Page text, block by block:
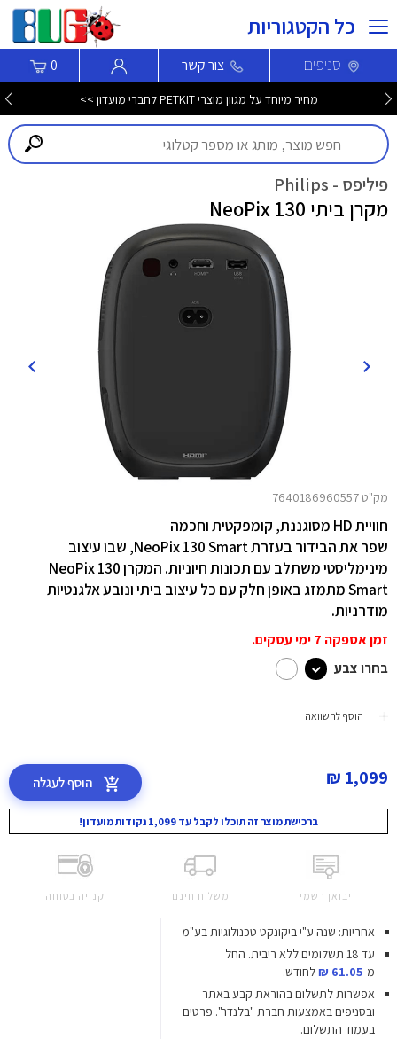
כל הקטגוריות
סניפים צור קשר 0
מחיר מיוחד על מגוון מוצרי PETKIT לחברי מועדון >>
פיליפס - Philips
מקרן ביתי NeoPix 130
מק"ט 7640186960557
חוויית HD מסוגננת, קומפקטית וחכמה
שפר את הבידור בעזרת NeoPix 130 Smart, שבו עיצוב
מינימליסטי משתלב עם תכונות חיוניות. המקרן NeoPix 130
Smart מתמזג באופן חלק עם כל עיצוב ביתי ונובע אלגנטיות
מודרניות.
זמן אספקה 7 ימי עסקים.
בחרו צבע
הוסף להשוואה
1,099 ₪ הוסף לעגלה
ברכישת מוצר זה תוכלו לקבל עד 1,099 נקודות מועדון!
יבואן רשמי משלוח חינם קנייה בטוחה
אחריות: שנה ע"י ביקונקט טכנולוגיות בע"מ
עד 18 תשלומים ללא ריבית.
החל
מ-61.05 ₪
לחודש.
אפשרות לתשלום בהוראת קבע באתר
ובסניפים באמצעות חברת "בלנדר". פרטים
בעמוד התשלום.